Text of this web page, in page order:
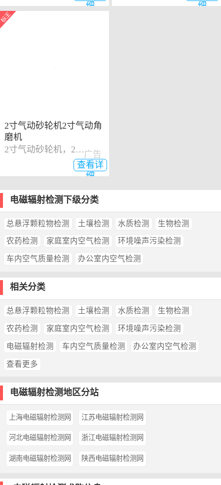
细
细
2寸气动砂轮机2寸气动角
磨机
2寸气动砂轮机，2寸气动角磨机
查看详
细
广告
电磁辐射检测下级分类
总悬浮颗粒物检测 土壤检测 水质检测 生物检测
农药检测 家庭室内空气检测 环境噪声污染检测
车内空气质量检测 办公室内空气检测
相关分类
总悬浮颗粒物检测 土壤检测 水质检测 生物检测
农药检测 家庭室内空气检测 环境噪声污染检测
电磁辐射检测 车内空气质量检测 办公室内空气检测
查看更多
电磁辐射检测地区分站
上海电磁辐射检测网 江苏电磁辐射检测网
河北电磁辐射检测网 浙江电磁辐射检测网
湖南电磁辐射检测网 陕西电磁辐射检测网